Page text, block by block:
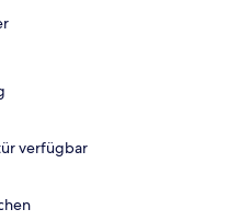
verfügbar